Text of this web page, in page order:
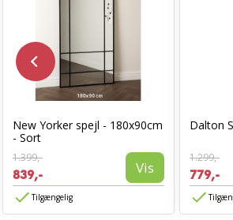
New Yorker spejl - 180x90cm
- Sort
1.399,-
839,- Vis
Tilgængelig
Dalton
1.299,-
779,-